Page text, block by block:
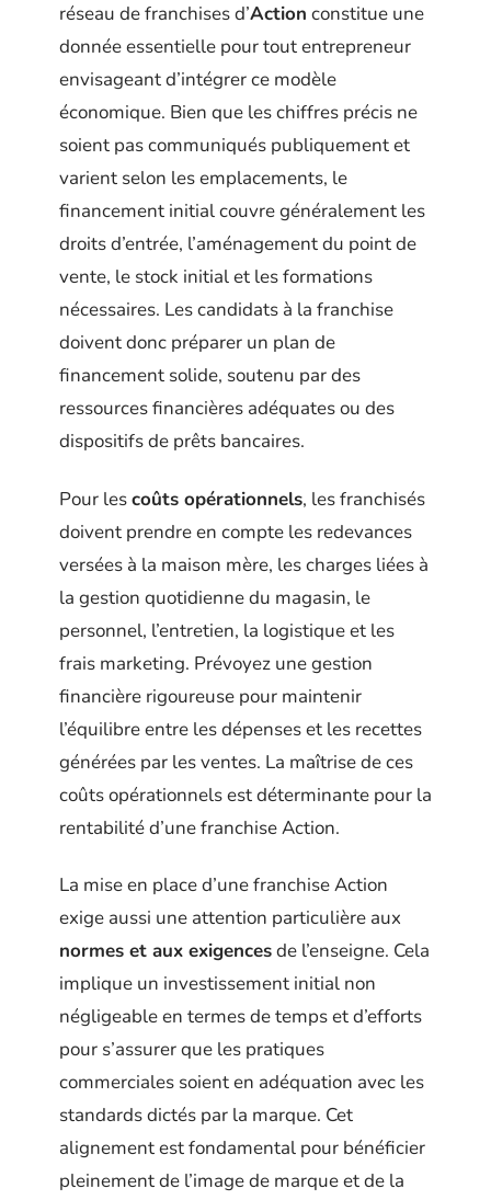
réseau de franchises d’Action constitue une
donnée essentielle pour tout entrepreneur
envisageant d’intégrer ce modèle
économique. Bien que les chiffres précis ne
soient pas communiqués publiquement et
varient selon les emplacements, le
financement initial couvre généralement les
droits d’entrée, l’aménagement du point de
vente, le stock initial et les formations
nécessaires. Les candidats à la franchise
doivent donc préparer un plan de
financement solide, soutenu par des
ressources financières adéquates ou des
dispositifs de prêts bancaires.
Pour lescoûts opérationnels, les franchisés
doivent prendre en compte les redevances
versées à la maison mère, les charges liées à
la gestion quotidienne du magasin, le
personnel, l’entretien, la logistique et les
frais marketing. Prévoyez une gestion
financière rigoureuse pour maintenir
l’équilibre entre les dépenses et les recettes
générées par les ventes. La maîtrise de ces
coûts opérationnels est déterminante pour la
rentabilité d’une franchise Action.
La mise en place d’une franchise Action
exige aussi une attention particulière aux
normes et aux exigencesde l’enseigne. Cela
implique un investissement initial non
négligeable en termes de temps et d’efforts
pour s’assurer que les pratiques
commerciales soient en adéquation avec les
standards dictés par la marque. Cet
alignement est fondamental pour bénéficier
pleinement de l’image de marque et de la